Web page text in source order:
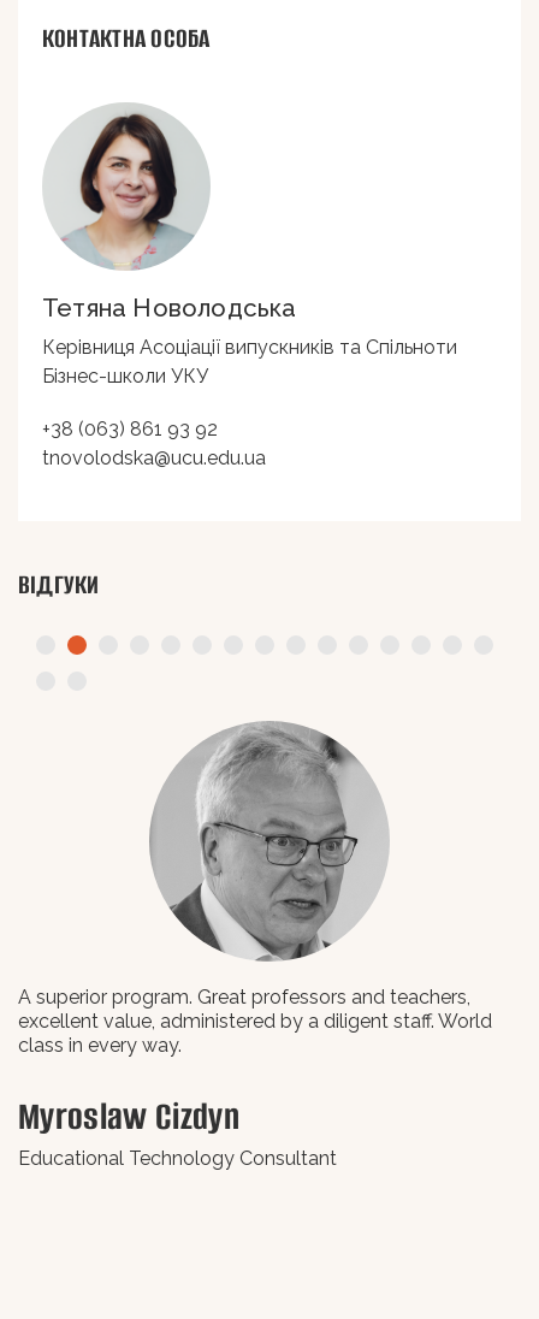
КОНТАКТНА ОСОБА
Тетяна Новолодська
Керівниця Асоціації випускників та Спільноти
Бізнес-школи УКУ
+38 (063) 861 93 92
tnovolodska@ucu.edu.ua
ВІДГУКИ
A superior program. Great professors and teachers,
excellent value, administered by a diligent staff. World
class in every way.
Myroslaw Cizdyn
Educational Technology Consultant